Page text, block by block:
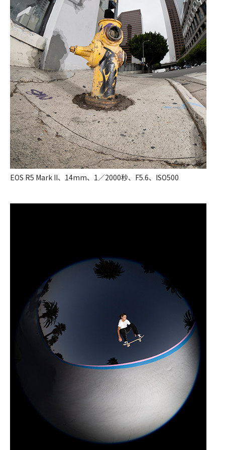
EOS R5 Mark II、14mm、1／2000秒、F5.6、ISO500